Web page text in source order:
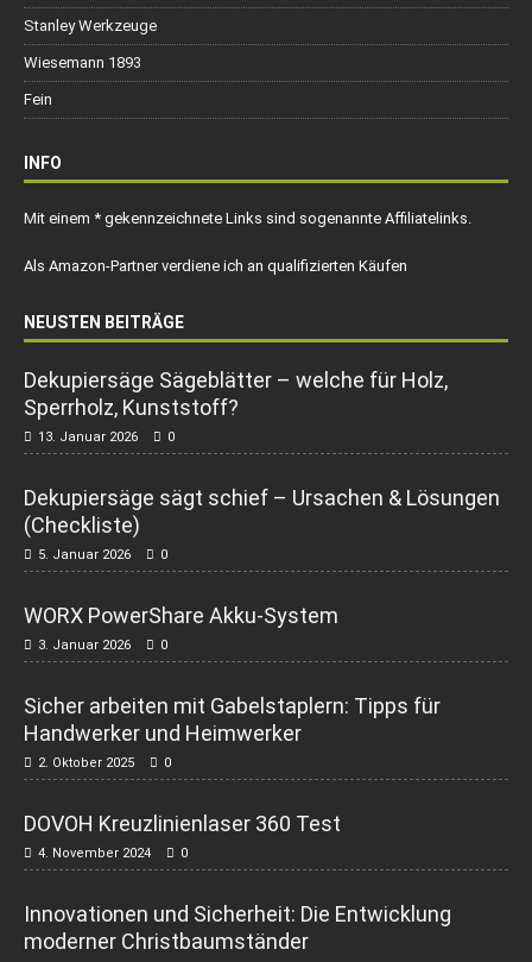
Stanley Werkzeuge
Wiesemann 1893
Fein
INFO
Mit einem * gekennzeichnete Links sind sogenannte Affiliatelinks.
Als Amazon-Partner verdiene ich an qualifizierten Käufen
NEUSTEN BEITRÄGE
Dekupiersäge Sägeblätter – welche für Holz,
Sperrholz, Kunststoff?
13. Januar 2026 0
Dekupiersäge sägt schief – Ursachen & Lösungen
(Checkliste)
5. Januar 2026 0
WORX PowerShare Akku-System
3. Januar 2026 0
Sicher arbeiten mit Gabelstaplern: Tipps für
Handwerker und Heimwerker
2. Oktober 2025 0
DOVOH Kreuzlinienlaser 360 Test
4. November 2024 0
Innovationen und Sicherheit: Die Entwicklung
moderner Christbaumständer